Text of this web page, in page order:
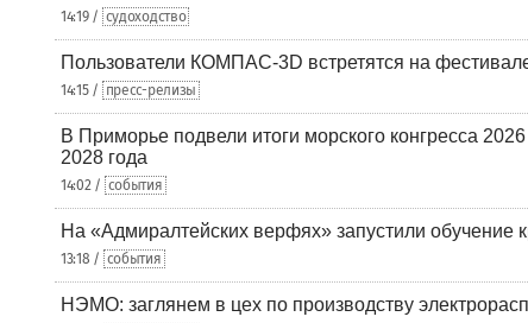
14:19 / судоходство
Пользователи КОМПАС-3D встретятся на
14:15 / пресс-релизы
В Приморье подвели итоги морского конгресса
2028 года
14:02 / события
На «Адмиралтейских верфях» запустили обучение
13:18 / события
НЭМО: заглянем в цех по производству